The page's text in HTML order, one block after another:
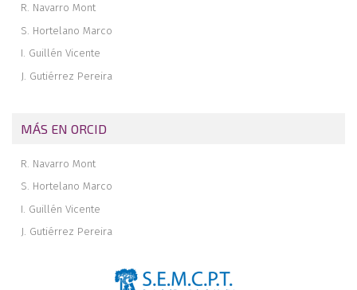
R. Navarro Mont
S. Hortelano Marco
I. Guillén Vicente
J. Gutiérrez Pereira
MÁS EN ORCID
R. Navarro Mont
S. Hortelano Marco
I. Guillén Vicente
J. Gutiérrez Pereira